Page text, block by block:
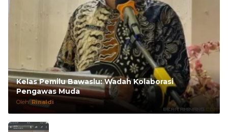
Kelas Pemilu Bawaslu: Wadah Kolaborasi
Pengawas Muda
Oleh: Rinaldi